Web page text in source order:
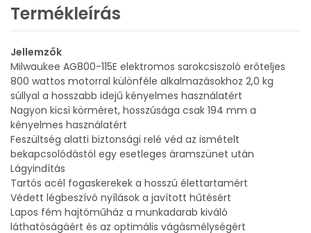
Termékleírás
Jellemzők
Milwaukee AG800-115E elektromos sarokcsiszoló erőteljes
800 wattos motorral különféle alkalmazásokhoz 2,0 kg
súllyal a hosszabb idejű kényelmes használatért
Nagyon kicsi körméret, hosszúsága csak 194 mm a
kényelmes használatért
Feszültség alatti biztonsági relé véd az ismételt
bekapcsolódástól egy esetleges áramszünet után
Lágyindítás
Tartós acél fogaskerekek a hosszú élettartamért
Védett légbeszívó nyílások a javított hűtésért
Lapos fém hajtóműház a munkadarab kiváló
láthatóságáért és az optimális vágásmélységért